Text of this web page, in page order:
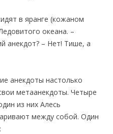
в яранге (кожаном
океана. –
анекдот? – Нет! Тише, а
анекдоты настолько
метаанекдоты. Четыре
из них Алесь
между собой. Один